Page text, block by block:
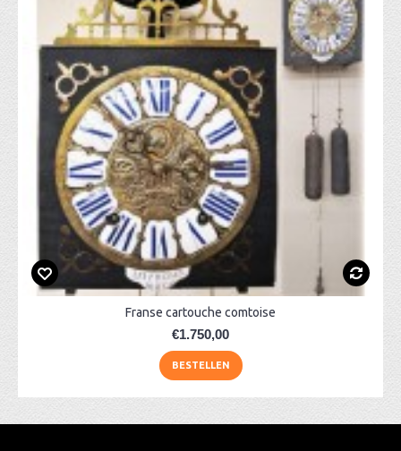
Franse cartouche comtoise
€1.750,00
BESTELLEN